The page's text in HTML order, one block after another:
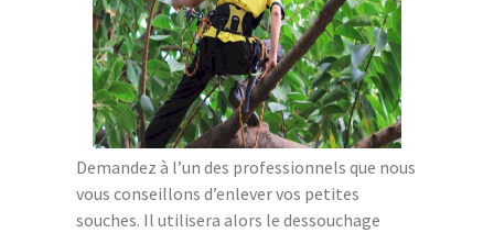
Demandez à l’un des professionnels que nous
vous conseillons d’enlever vos petites
souches. Il utilisera alors le dessouchage